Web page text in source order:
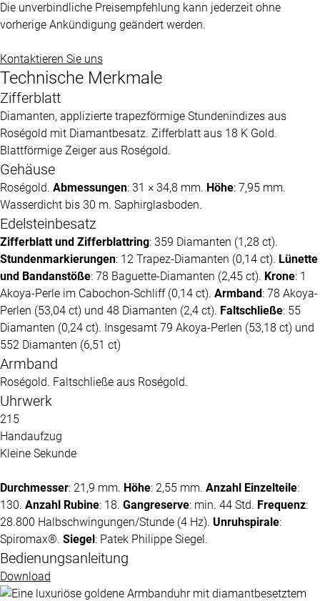
Die unverbindliche Preisempfehlung kann jederzeit ohne
vorherige Ankündigung geändert werden.
Kontaktieren Sie uns
Technische Merkmale
Zifferblatt
Diamanten, applizierte trapezförmige Stundenindizes aus
Roségold mit Diamantbesatz. Zifferblatt aus 18 K Gold.
Blattförmige Zeiger aus Roségold.
Gehäuse
Roségold. Abmessungen: 31 × 34,8 mm. Höhe: 7,95 mm.
Wasserdicht bis 30 m. Saphirglasboden.
Edelsteinbesatz
Zifferblatt und Zifferblattring: 359 Diamanten (1,28 ct).
Stundenmarkierungen: 12 Trapez-Diamanten (0,14 ct). Lünette
und Bandanstöße: 78 Baguette-Diamanten (2,45 ct). Krone: 1
Akoya-Perle im Cabochon-Schliff (0,14 ct). Armband: 78 Akoya-
Perlen (53,04 ct) und 48 Diamanten (2,4 ct). Faltschließe: 55
Diamanten (0,24 ct). Insgesamt 79 Akoya-Perlen (53,18 ct) und
552 Diamanten (6,51 ct)
Armband
Roségold. Faltschließe aus Roségold.
Uhrwerk
215
Handaufzug
Kleine Sekunde
Durchmesser: 21,9 mm. Höhe: 2,55 mm. Anzahl Einzelteile:
130. Anzahl Rubine: 18. Gangreserve: min. 44 Std. Frequenz:
28.800 Halbschwingungen/Stunde (4 Hz). Unruhspirale:
Spiromax®. Siegel: Patek Philippe Siegel.
Bedienungsanleitung
Download